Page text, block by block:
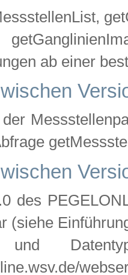
ab einer
des
(siehe
und